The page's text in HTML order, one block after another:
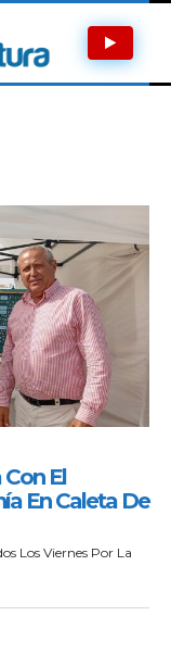
El
En Caleta De
Los Viernes Por La